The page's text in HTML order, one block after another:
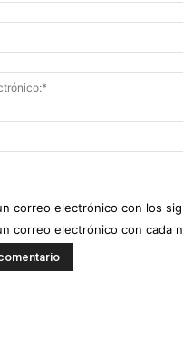
correo electrónico con los
correo electrónico con cada